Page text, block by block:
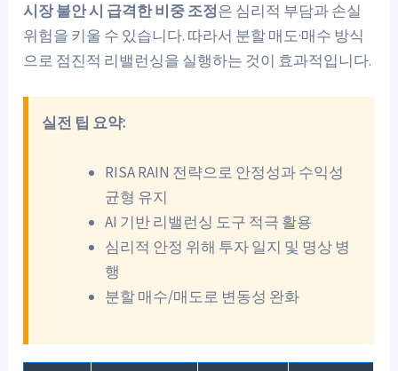
시장 불안 시 급격한 비중 조정은 심리적 부담과 손실
위험을 키울 수 있습니다. 따라서 분할 매도·매수 방식
으로 점진적 리밸런싱을 실행하는 것이 효과적입니다.
실전 팁 요약:
RISA RAIN 전략으로 안정성과 수익성
균형 유지
AI 기반 리밸런싱 도구 적극 활용
심리적 안정 위해 투자 일지 및 명상 병
행
분할 매수/매도로 변동성 완화